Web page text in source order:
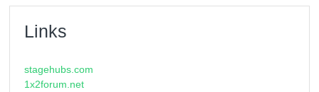
Links
stagehubs.com
1x2forum.net